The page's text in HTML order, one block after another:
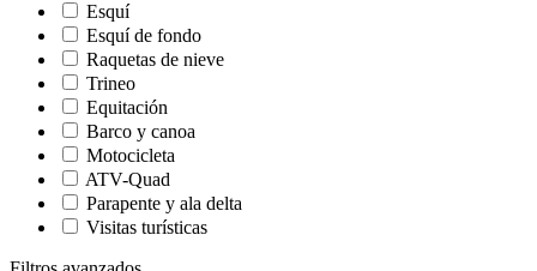
Esquí
Esquí de fondo
Raquetas de nieve
Trineo
Equitación
Barco y canoa
Motocicleta
ATV-Quad
Parapente y ala delta
Visitas turísticas